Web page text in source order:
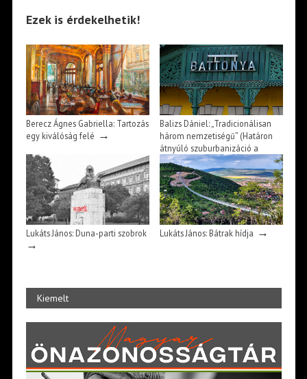
Ezek is érdekelhetik!
Berecz Ágnes Gabriella: Tartozás
egy kiválóság felé →
Balizs Dániel: „Tradicionálisan
három nemzetiségű” (Határon
átnyúló szuburbanizáció a
magyar-román határ mentén)
→
Lukáts János: Duna-parti szobrok
→
Lukáts János: Bátrak hídja →
Kiemelt